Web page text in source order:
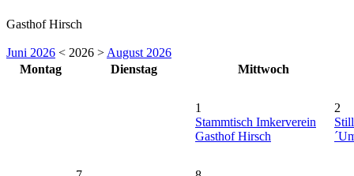
Gasthof Hirsch
Juni 2026 < 2026 > August 2026
Montag
Dienstag Mittwoch
1
Stammtisch Imkerverein
Gasthof Hirsch
2